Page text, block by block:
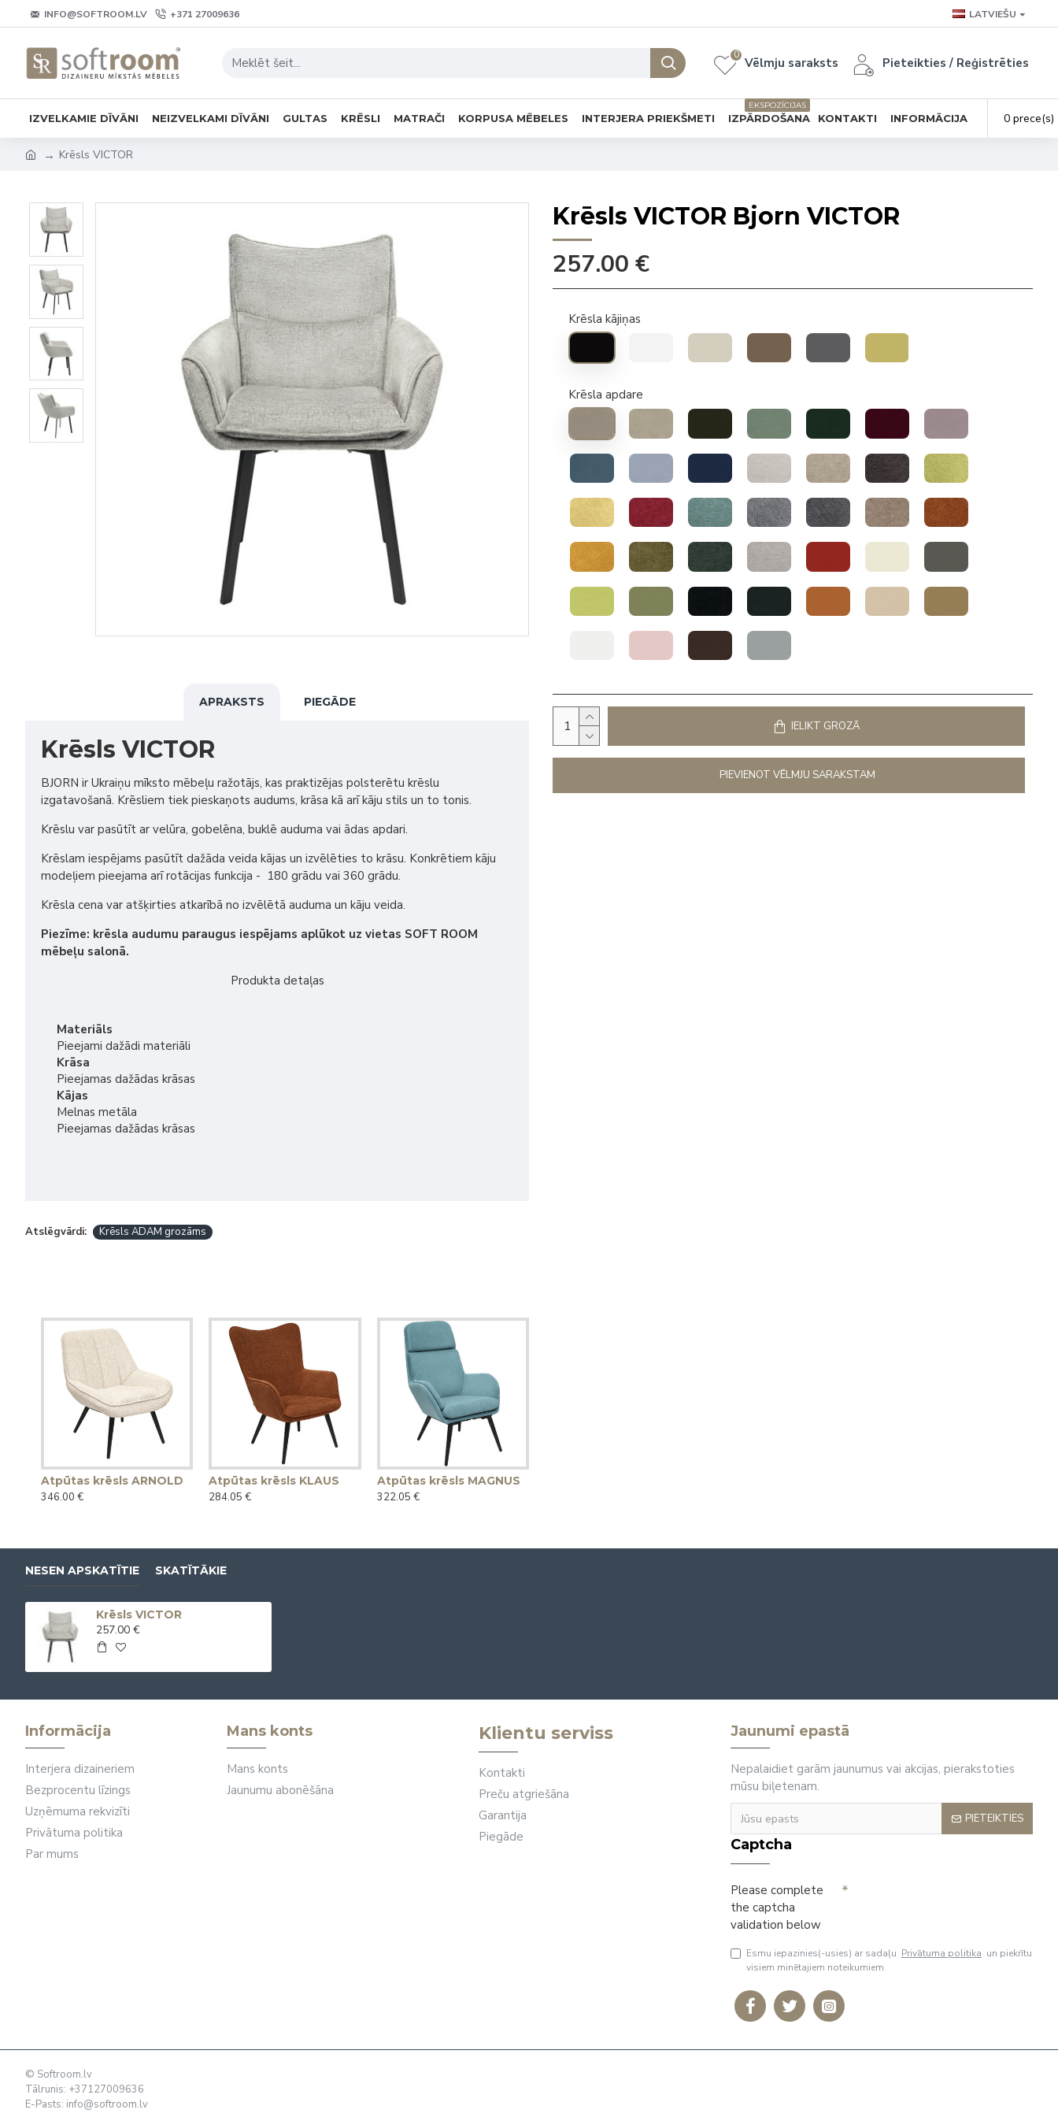
INFO@SOFTROOM.LV +371 27009636 LATVIEŠU
Vēlmju saraksts
0
Pieteikties / Reģistrēties
IZVELKAMIE DĪVĀNI NEIZVELKAMI DĪVĀNI GULTAS KRĒSLI MATRAČI KORPUSA MĒBELES INTERJERA PRIEKŠMETI IZPĀRDOŠANA
EKSPOZĪCIJAS
KONTAKTI INFORMĀCIJA 0
Krēsls VICTOR
APRAKSTS PIEGĀDE
Krēsls VICTOR
BJORN ir Ukraiņu mīksto mēbeļu ražotājs, kas praktizējas polsterētu krēslu
izgatavošanā. Krēsliem tiek pieskaņots audums, krāsa kā arī kāju stils un to tonis.
Krēslu var pasūtīt ar velūra, gobelēna, buklē auduma vai ādas apdari.
Krēslam iespējams pasūtīt dažāda veida kājas un izvēlēties to krāsu. Konkrētiem kāju
modeļiem pieejama arī rotācijas funkcija - 180 grādu vai 360 grādu.
Krēsla cena var atšķirties atkarībā no izvēlētā auduma un kāju veida.
Piezīme: krēsla audumu paraugus iespējams aplūkot uz vietas SOFT ROOM
mēbeļu salonā.
Produkta detaļas
Materiāls
Pieejami dažādi materiāli
Krāsa
Pieejamas dažādas krāsas
Kājas
Melnas metāla
Pieejamas dažādas krāsas
Atslēgvārdi: Krēsls ADAM grozāms
Krēsls VICTOR Bjorn VICTOR
257.00 €
Krēsla kājiņas
Krēsla apdare
IELIKT GROZĀ
PIEVIENOT VĒLMJU SARAKSTAM
Atpūtas krēsls ARNOLD
346.00 €
Atpūtas krēsls KLAUS
284.05 €
Atpūtas krēsls MAGNUS
322.05 €
NESEN APSKATĪTIE SKATĪTĀKIE
Krēsls VICTOR
257.00 €
Informācija
Interjera dizaineriem
Bezprocentu līzings
Uzņēmuma rekvizīti
Privātuma politika
Par mums
Mans konts
Mans konts
Jaunumu abonēšāna
Klientu serviss
Kontakti
Preču atgriešāna
Garantija
Piegāde
Jaunumi epastā
Nepalaidiet garām jaunumus vai akcijas, pierakstoties
mūsu biļetenam.
PIETEIKTIES
Captcha
Please complete
the captcha
validation below
Esmu iepazinies(-usies) ar sadaļu Privātuma politika un piekrītu
visiem minētajiem noteikumiem
© Softroom.lv
Tālrunis: +37127009636
E-Pasts: info@softroom.lv